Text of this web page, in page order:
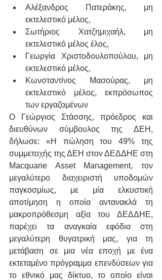
Αλέξανδρος Πατεράκης, μη
εκτελεστικό μέλος,
Σωτήριος Χατζημιχαήλ, μη
εκτελεστικό μέλος έλος,
Γεωργία Χριστοδουλοπούλου, μη
εκτελεστικό μέλος,
Κωνσταντίνος Μασούρας, μη
εκτελεστικό μέλος, εκπρόσωπος
των εργαζομένων
Ο Γεώργιος Στάσσης, πρόεδρος και
διευθύνων σύμβουλος της ΔΕΗ,
δήλωσε: «Η πώληση του 49% της
συμμετοχής της ΔΕΗ στον ΔΕΔΔΗΕ στη
Macquarie Asset Management, τον
μεγαλύτερο διαχειριστή υποδομών
παγκοσμίως, με μία ελκυστική
αποτίμηση η οποία αντανακλά τη
μακροπρόθεσμη αξία του ΔΕΔΔΗΕ,
παρέχει τα αναγκαία εφόδια στη
μεγαλύτερη θυγατρική μας, για τη
μετάβαση σε μια νέα εποχή με ένα
εκτεταμένο πρόγραμμα επενδύσεων για
το εθνικό μας δίκτυο, το οποίο είναι